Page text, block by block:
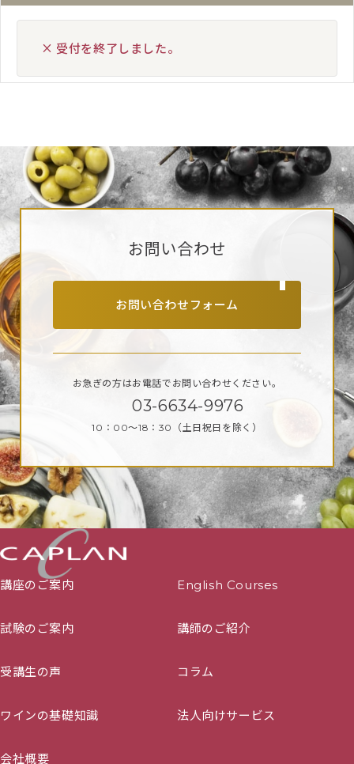
× 受付を終了しました。
お問い合わせ
お問い合わせフォーム
お急ぎの方はお電話で お問い合わせください。
03-6634-9976
10：00～18：30 （土日祝日を除く）
講座のご案内 English Courses
試験のご案内 講師のご紹介
受講生の声 コラム
ワインの基礎知識 法人向けサービス
会社概要